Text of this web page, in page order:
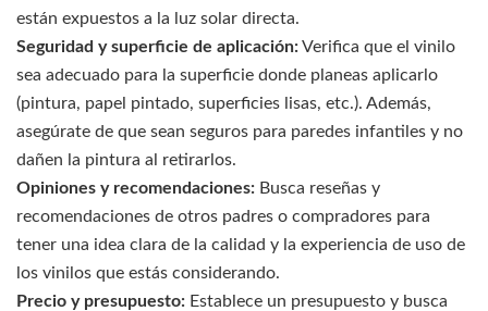
están expuestos a la luz solar directa.
Seguridad y superficie de aplicación:Verifica que el vinilo
sea adecuado para la superficie donde planeas aplicarlo
(pintura, papel pintado, superficies lisas, etc.). Además,
asegúrate de que sean seguros para paredes infantiles y no
dañen la pintura al retirarlos.
Opiniones y recomendaciones: Busca reseñas y
recomendaciones de otros padres o compradores para
tener una idea clara de la calidad y la experiencia de uso de
los vinilos que estás considerando.
Precio y presupuesto: Establece un presupuesto y busca